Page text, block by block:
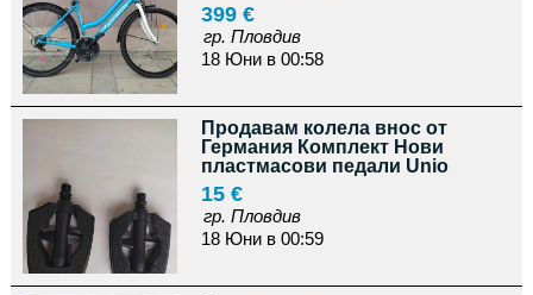
399 €
гр. Пловдив
18 Юни в 00:58
Продавам колела внос от
Германия Комплект Нови
пластмасови педали Unio
15 €
гр. Пловдив
18 Юни в 00:59